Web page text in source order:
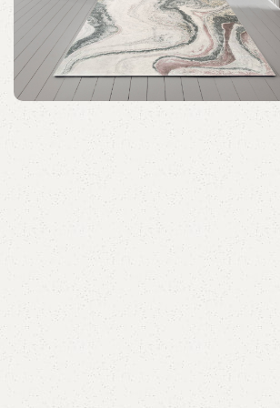
Колекција на попуст
Уникатни теписи до 40% попуст!